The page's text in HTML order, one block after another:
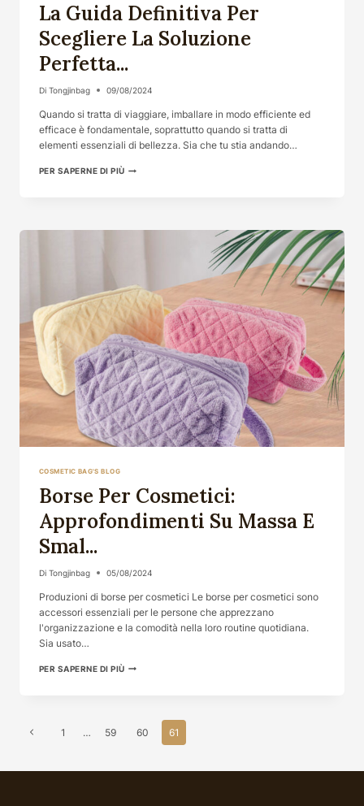
La Guida Definitiva Per
Scegliere La Soluzione
Perfetta...
Di Tongjinbag 09/08/2024
Quando si tratta di viaggiare, imballare in modo efficiente ed
efficace è fondamentale, soprattutto quando si tratta di
elementi essenziali di bellezza. Sia che tu stia andando…
PER SAPERNE DI PIÙLA
LA
COSMETIC BAG'S BLOG
Borse Per Cosmetici:
Approfondimenti Su Massa E
Smal...
Di Tongjinbag 05/08/2024
Produzioni di borse per cosmetici Le borse per cosmetici sono
accessori essenziali per le persone che apprezzano
l'organizzazione e la comodità nella loro routine quotidiana.
Sia usato…
PER SAPERNE DI PIÙBORSE
Navigazione
Pagina
Pagina
1 … 59 60 61